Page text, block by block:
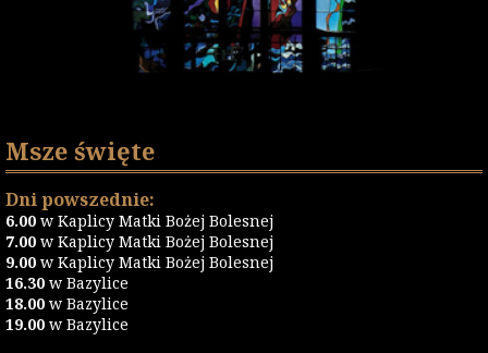
Msze święte
Dni powszednie:
6.00 w Kaplicy Matki Bożej Bolesnej
7.00 w Kaplicy Matki Bożej Bolesnej
9.00 w Kaplicy Matki Bożej Bolesnej
16.30 w Bazylice
18.00 w Bazylice
19.00 w Bazylice